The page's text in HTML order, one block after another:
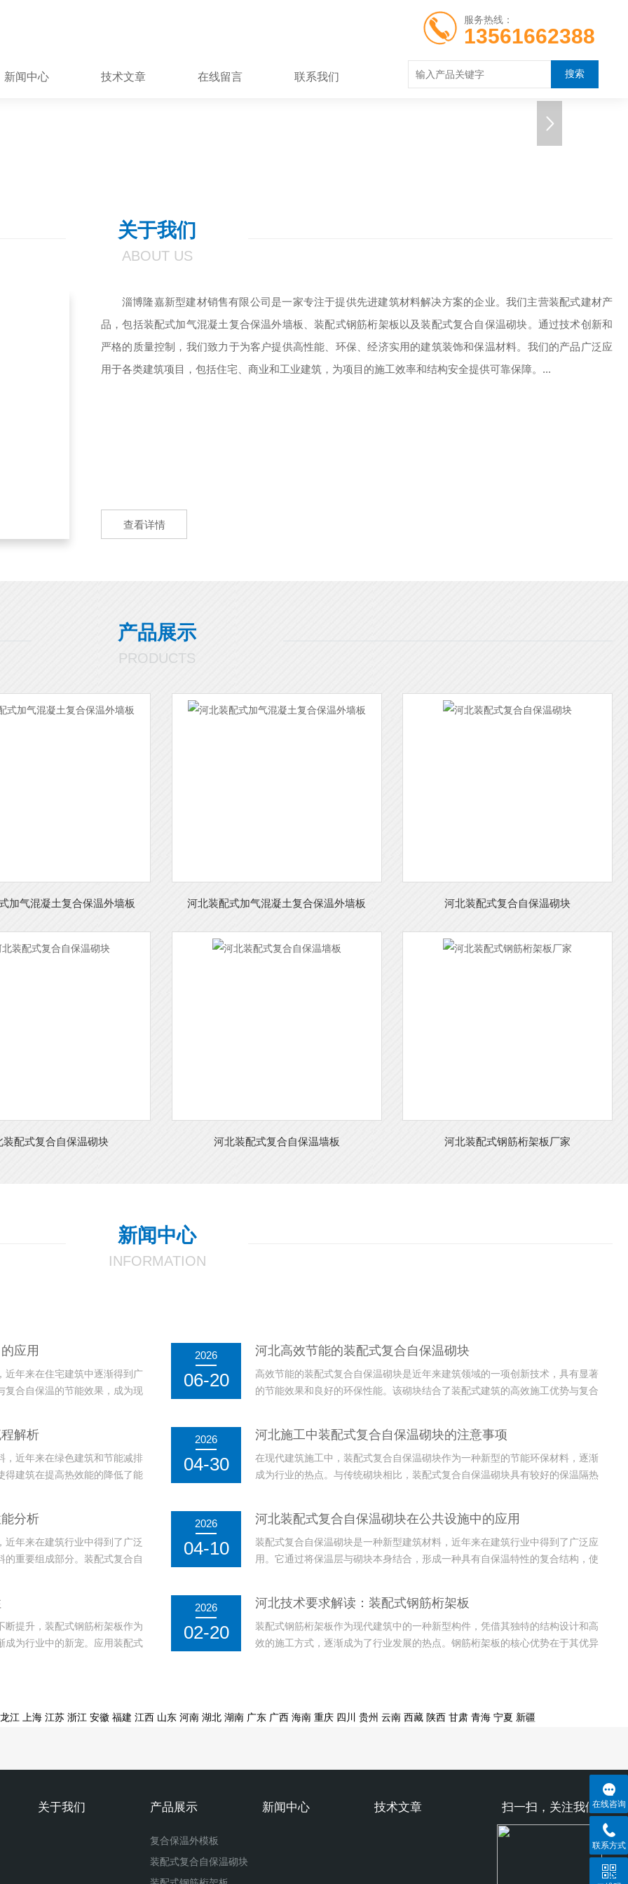
服务热线：
13561662388
新闻中心 技术文章 在线留言 联系我们
关于我们
ABOUT US
淄博隆嘉新型建材销售有限公司是一家专注于提供先进建筑材料解决方案的企业。我们主营装配式建材产
品，包括装配式加气混凝土复合保温外墙板、装配式钢筋桁架板以及装配式复合自保温砌块。通过技术创新和
严格的质量控制，我们致力于为客户提供高性能、环保、经济实用的建筑装饰和保温材料。我们的产品广泛应
用于各类建筑项目，包括住宅、商业和工业建筑，为项目的施工效率和结构安全提供可靠保障。...
查看详情
产品展示
PRODUCTS
加气混凝土复合保温外墙板 河北装配式加气混凝土复合保温外墙板 河北装配式复合自保温砌块
装配式复合自保温砌块 河北装配式复合自保温墙板 河北装配式钢筋桁架板厂家
新闻中心
INFORMATION
应用
近年来在住宅建筑中逐渐得到广
复合自保温的节能效果，成为现
2026
06-20
河北高效节能的装配式复合自保温砌块
高效节能的装配式复合自保温砌块是近年来建筑领域的一项创新技术，具有显著
的节能效果和良好的环保性能。该砌块结合了装配式建筑的高效施工优势与复合
用，还能在寒冷或炎热的...
解析
，近年来在绿色建筑和节能减排
得建筑在提高热效能的降低了能
2026
04-30
河北施工中装配式复合自保温砌块的注意事项
在现代建筑施工中，装配式复合自保温砌块作为一种新型的节能环保材料，逐渐
成为行业的热点。与传统砌块相比，装配式复合自保温砌块具有较好的保温隔热
式复合自保温砌块在施...
分析
年来在建筑行业中得到了广泛
重要组成部分。装配式复合自
2026
04-10
河北装配式复合自保温砌块在公共设施中的应用
装配式复合自保温砌块是一种新型建筑材料，近年来在建筑行业中得到了广泛应
用。它通过将保温层与砌块本身结合，形成一种具有自保温特性的复合结构，使
还能有效降低建筑的能...
断提升，装配式钢筋桁架板作为
成为行业中的新宠。应用装配式
2026
02-20
河北技术要求解读：装配式钢筋桁架板
装配式钢筋桁架板作为现代建筑中的一种新型构件，凭借其独特的结构设计和高
效的施工方式，逐渐成为了行业发展的热点。钢筋桁架板的核心优势在于其优异
江 上海 江苏 浙江 安徽 福建 江西 山东 河南 湖北 湖南 广东 广西 海南 重庆 四川 贵州 云南 西藏 陕西 甘肃 青海 宁夏 新疆
扫一扫，关注我们
关于我们 产品展示
复合保温外模板
装配式复合自保温砌块
新闻中心 技术文章 在线咨询
联系方式